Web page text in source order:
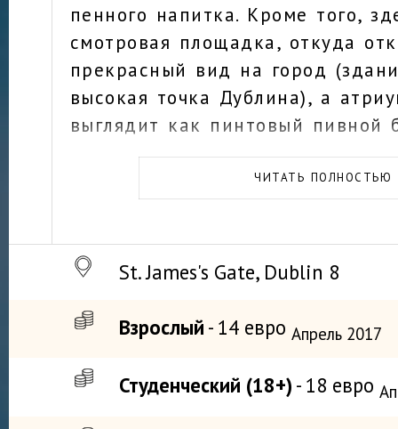
пенного напитка. Кроме того,
смотровая площадка, откуда
прекрасный вид на город
высокая точка Дублина), а
выглядит как пинтовый пивной
Знающие люди рекомендуют
посещение пивоварни минимум
ЧИТАТЬ ПОЛНОСТЬЮ
St. James's Gate, Dublin 8
Взрослый - 14 евро Апрель 2017
Студенческий (18+) - 18 евро